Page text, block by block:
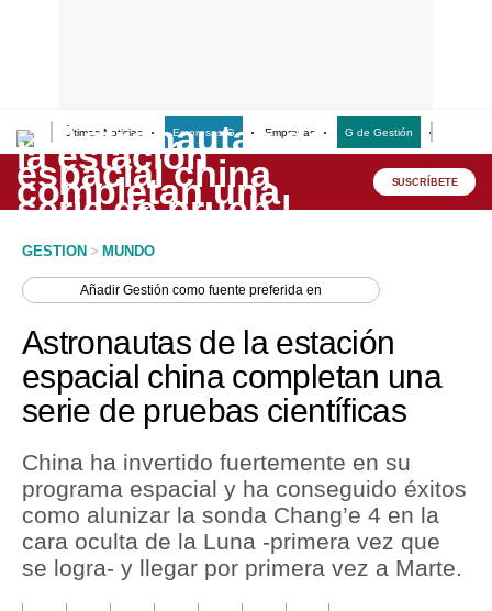
Últimas Noticias Empresas G Empresas G de Gestión
Lo último
Peru Quiosco
Economía
Mercados
Política
Finanzas Personales
SUSCRÍBETE
GESTION > MUNDO
AñadirGestión como fuente preferida en
Astronautas de la estación
espacial china completan una
serie de pruebas científicas
China ha invertido fuertemente en su
programa espacial y ha conseguido éxitos
como alunizar la sonda Chang’e 4 en la
cara oculta de la Luna -primera vez que
se logra- y llegar por primera vez a Marte.